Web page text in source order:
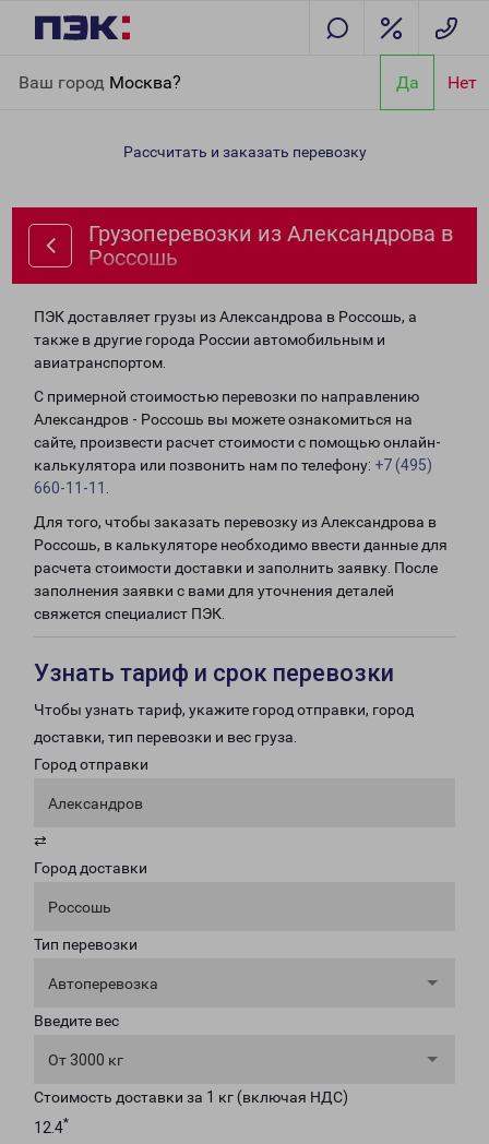
Ваш город Москва? Да Нет
Россошь
Рассчитать и заказать перевозку
Грузоперевозки из Александрова в
Россошь
ПЭК доставляет грузы из Александрова в Россошь, а
также в другие города России автомобильным и
авиатранспортом.
С примерной стоимостью перевозки по направлению
Александров - Россошь вы можете ознакомиться на
сайте, произвести расчет стоимости с помощью онлайн-
калькулятора или позвонить нам по телефону: +7 (495)
660-11-11
Для того, чтобы заказать перевозку из Александрова в
Россошь, в калькуляторе необходимо ввести данные для
расчета стоимости доставки и заполнить заявку. После
заполнения заявки с вами для уточнения деталей
свяжется специалист ПЭК.
Узнать тариф и срок перевозки
Чтобы узнать тариф, укажите город отправки, город
доставки, тип перевозки и вес груза.
Город отправки
Александров
⇄
Город доставки
Россошь
Тип перевозки
Автоперевозка
Введите вес
От 3000 кг
Стоимость доставки за 1 кг (включая НДС)
12.4*